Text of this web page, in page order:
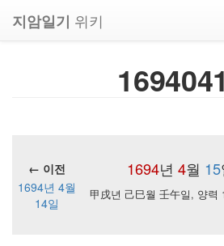
지암일기 위키
1694년 4월 15
← 이전
1694년 4월
14일
甲戌년 己巳월 壬午일, 양력